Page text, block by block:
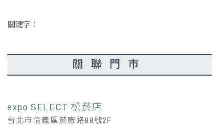
關鍵字：
關聯門市
expo SELECT 松菸店
台北市信義區菸廠路88號2F